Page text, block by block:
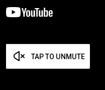
TAP TO UNMUTE